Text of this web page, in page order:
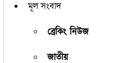
মূল সংবাদ
ব্রেকিং নিউজ
জাতীয়